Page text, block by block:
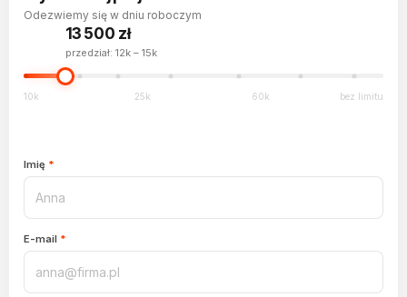
Odezwiemy się w dniu roboczym
15 500 zł
przedział: 13k – 18k
10k 25k 60k bez limitu
Imię *
E-mail *